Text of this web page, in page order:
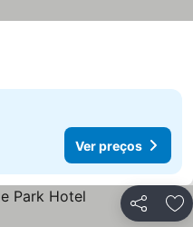
Ver preços
Partilhar